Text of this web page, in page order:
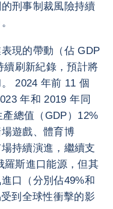
刑事制裁風險持續
現的帶動（佔 GDP
續刷新紀錄，預計將
2024 年前 11 個
年和 2019 年同
總值（GDP）12%
遊戲、體育博
持續演進，繼續支
羅斯進口能源，但其
口（分別佔49%和
到全球性衝擊的影